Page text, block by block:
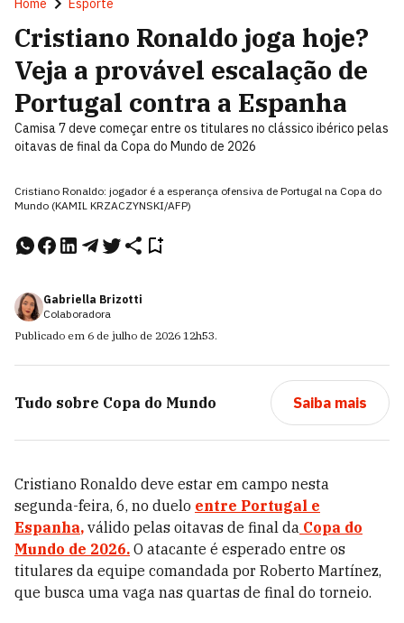
Home Esporte
Cristiano Ronaldo joga hoje?
Veja a provável escalação de
Portugal contra a Espanha
Camisa 7 deve começar entre os titulares no clássico ibérico pelas
oitavas de final da Copa do Mundo de 2026
Cristiano Ronaldo: jogador é a esperança ofensiva de Portugal na Copa do
Mundo (KAMIL KRZACZYNSKI/AFP)
Gabriella Brizotti
Colaboradora
Publicado em 6 de julho de 2026 12h53.
Tudo sobre Copa do Mundo Saiba mais
Cristiano Ronaldo deve estar em campo nesta
segunda-feira, 6, no duelo entre Portugal e
Espanha, válido pelas oitavas de final da Copa do
Mundo de 2026. O atacante é esperado entre os
titulares da equipe comandada por Roberto Martínez,
que busca uma vaga nas quartas de final do torneio.